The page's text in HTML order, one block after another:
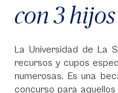
con 3
La Universidad de La
recursos y cupos
numerosas. Es una
concurso para